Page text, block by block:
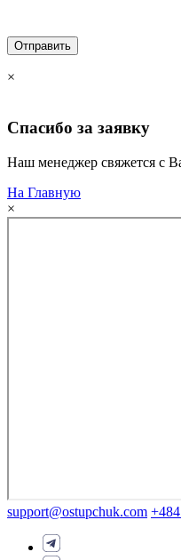
×
Спасибо за заявку
Наш менеджер свяжется с
На Главную
×
support@ostupchuk.com